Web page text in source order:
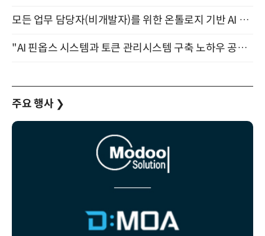
모든 업무 담당자(비개발자)를 위한 온톨로지 기반 AI 지식체계 설계 1-day 워크숍 8월 20일 개최
"AI 핀옵스 시스템과 토큰 관리시스템 구축 노하우 공개" 잠실 한국광고문화회관 2층 대회의실 (8/21)
주요 행사 ❯